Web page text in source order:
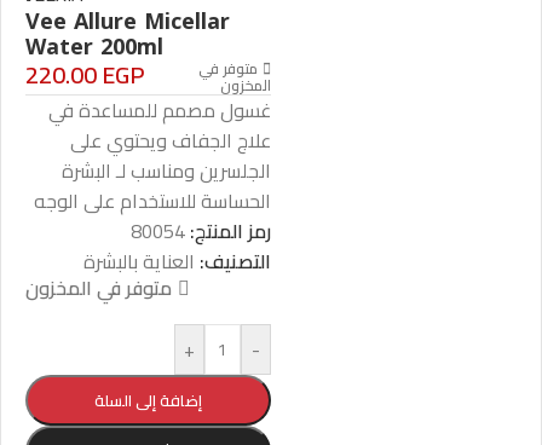
Vee Allure Micellar
Water 200ml
متوفر في
المخزون 220.00EGP
غسول مصمم للمساعدة في
علاج الجفاف ويحتوي على
الجلسرين ومناسب لـ البشرة
الحساسة للاستخدام على الوجه
رمز المنتج:80054
التصنيف: العناية بالبشرة
متوفر في المخزون
-
+
إضافة إلى السلة